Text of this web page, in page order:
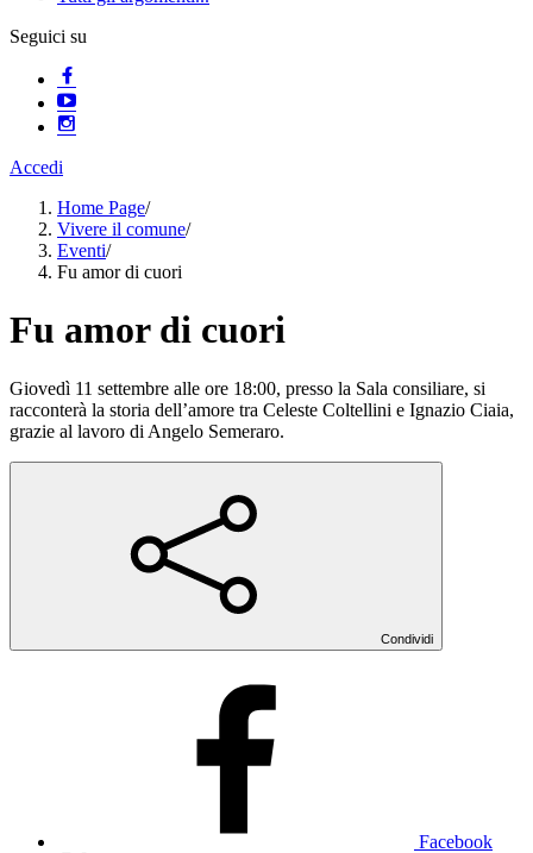
Seguici su
Accedi
Home Page/
Vivere il comune/
Eventi/
Fu amor di cuori
Fu amor di cuori
Giovedì 11 settembre alle ore 18:00, presso la Sala consiliare, si
racconterà la storia dell’amore tra Celeste Coltellini e Ignazio Ciaia,
grazie al lavoro di Angelo Semeraro.
Condividi
Facebook